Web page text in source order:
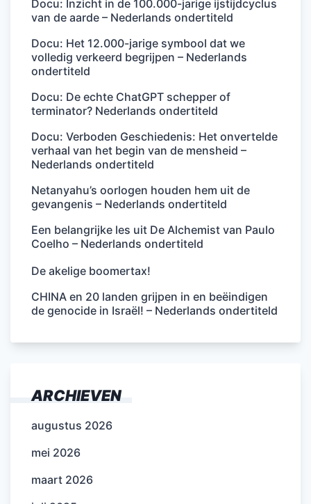
Docu: Inzicht in de 100.000-jarige ijstijdcyclus
van de aarde – Nederlands ondertiteld
Docu: Het 12.000-jarige symbool dat we
volledig verkeerd begrijpen – Nederlands
ondertiteld
Docu: De echte ChatGPT schepper of
terminator? Nederlands ondertiteld
Docu: Verboden Geschiedenis: Het onvertelde
verhaal van het begin van de mensheid –
Nederlands ondertiteld
Netanyahu’s oorlogen houden hem uit de
gevangenis – Nederlands ondertiteld
Een belangrijke les uit De Alchemist van Paulo
Coelho – Nederlands ondertiteld
De akelige boomertax!
CHINA en 20 landen grijpen in en beëindigen
de genocide in Israël! – Nederlands ondertiteld
ARCHIEVEN
augustus 2026
mei 2026
maart 2026